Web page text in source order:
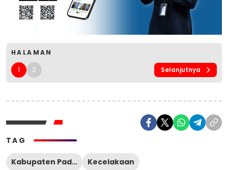
HALAMAN
1 2 Selanjutnya
TAG
Kabupaten Padang Lawas Utara Kecelakaan